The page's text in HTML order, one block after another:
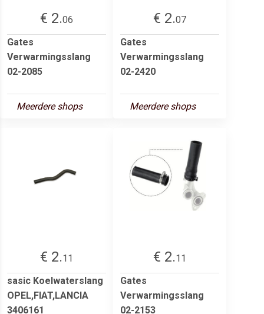
€ 2.06
Gates
Verwarmingsslang
02-2085
Meerdere shops
€ 2.07
Gates
Verwarmingsslang
02-2420
Meerdere shops
€ 2.11
sasic Koelwaterslang
OPEL,FIAT,LANCIA
3406161
€ 2.11
Gates
Verwarmingsslang
02-2153